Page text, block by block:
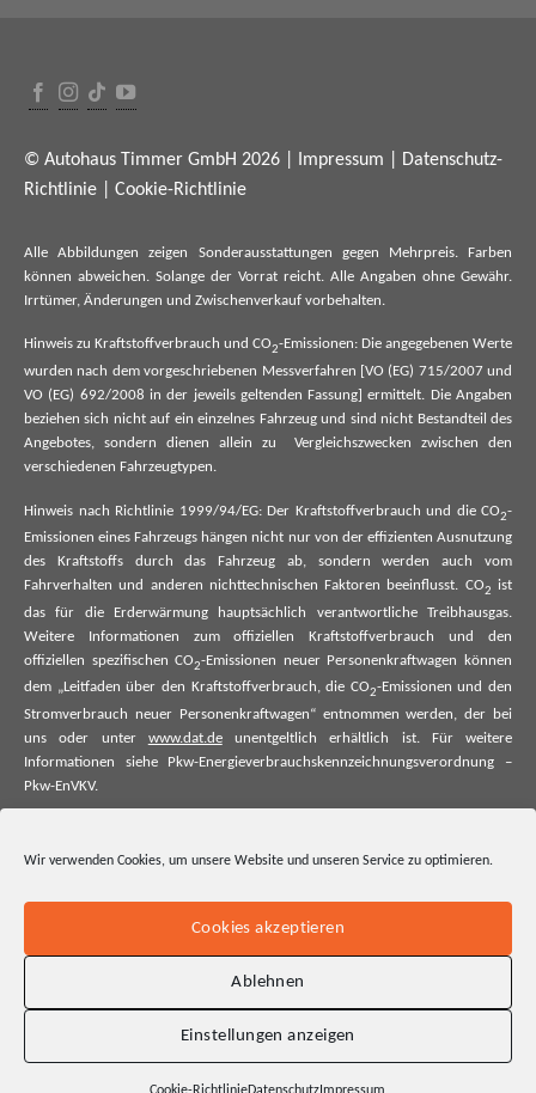
Wir verwenden Cookies, um unsere Website und unseren Service zu optimieren.
Cookies akzeptieren
Ablehnen
Einstellungen anzeigen
© Autohaus Timmer GmbH 2026 | Impressum
Datenschutz-
Richtlinie
Cookie-Richtlinie
Alle Abbildungen zeigen Sonderausstattungen gegen Mehrpreis. Farben
können abweichen. Solange der Vorrat reicht. Alle Angaben ohne Gewähr.
Irrtümer, Änderungen und Zwischenverkauf vorbehalten.
Hinweis zu Kraftstoffverbrauch und CO2-Emissionen: Die angegebenen Werte
wurden nach dem vorgeschriebenen Messverfahren [VO (EG) 715/2007 und
VO (EG) 692/2008 in der jeweils geltenden Fassung] ermittelt. Die Angaben
beziehen sich nicht auf ein einzelnes Fahrzeug und sind nicht Bestandteil des
Angebotes, sondern dienen allein zu Vergleichszwecken zwischen den
verschiedenen Fahrzeugtypen.
Hinweis nach Richtlinie 1999/94/EG: Der Kraftstoffverbrauch und die CO2-
Emissionen eines Fahrzeugs hängen nicht nur von der effizienten Ausnutzung
des Kraftstoffs durch das Fahrzeug ab, sondern werden auch vom
Fahrverhalten und anderen nichttechnischen Faktoren beeinflusst. CO2
ist
das für die Erderwärmung hauptsächlich verantwortliche Treibhausgas.
Weitere Informationen zum offiziellen Kraftstoffverbrauch und den
offiziellen spezifischen CO2-Emissionen neuer Personenkraftwagen können
dem „Leitfaden über den Kraftstoffverbrauch, die CO2-Emissionen und den
Stromverbrauch neuer Personenkraftwagen“ entnommen werden, der bei
uns oder unter www.dat.deunentgeltlich erhältlich ist. Für weitere
Informationen siehe Pkw-Energieverbrauchskennzeichnungsverordnung –
Pkw-EnVKV.
offiziellen spezifischen CO₂-Emissionen und ggf. zum Stromverbrauch neuer
offiziellen spezifischen CO₂-Emissionen und den offiziellen Stromverbrauch
neuer Pkw entnommen werden. Dieser ist an allen Verkaufsstellen und bei
der Deutschen Automobil Treuhand GmbH unentgeltlich erhältlich, sowie